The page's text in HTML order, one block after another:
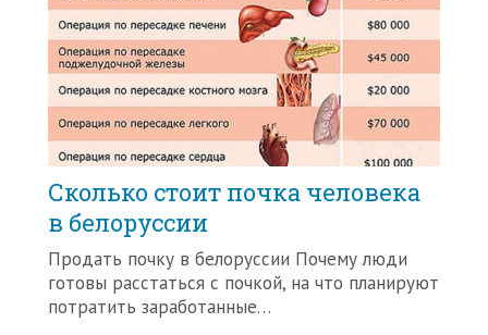
Сколько стоит почка человека
в белоруссии
Продать почку в белоруссии Почему люди
готовы расстаться с почкой, на что планируют
потратить заработанные…